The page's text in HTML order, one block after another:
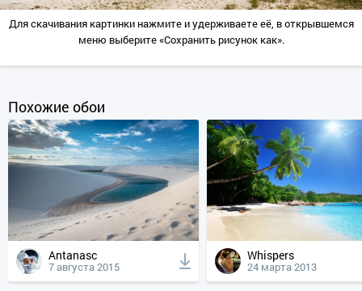
Для скачивания картинки нажмите и удерживаете её, в открывшемся
меню выберите «Сохранить рисунок как».
Похожие обои
Antanasc
7 августа 2015
Whispers
24 марта 2013